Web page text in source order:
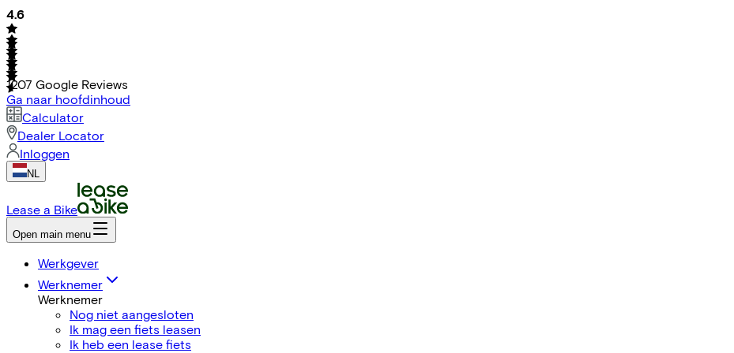
4.6
1207 Google Reviews
Ga naar hoofdinhoud
Calculator
Dealer Locator
Inloggen
NL
Lease a Bike
Open main menu
Werkgever
Werknemer
Werknemer
Nog niet aangesloten
Ik mag een fiets leasen
Ik heb een lease fiets